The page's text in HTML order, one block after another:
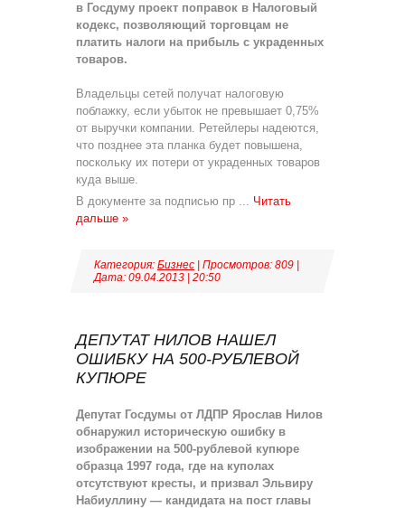
в Госдуму проект поправок в Налоговый
кодекс, позволяющий торговцам не
платить налоги на прибыль с украденных
товаров.
Владельцы сетей получат налоговую
поблажку, если убыток не превышает 0,75%
от выручки компании. Ретейлеры надеются,
что позднее эта планка будет повышена,
поскольку их потери от украденных товаров
куда выше.
В документе за подписью пр ... Читать
дальше »
Категория: Бизнес | Просмотров: 809 |
Дата: 09.04.2013 20:50
ДЕПУТАТ НИЛОВ НАШЕЛ
ОШИБКУ НА 500-РУБЛЕВОЙ
КУПЮРЕ
Депутат Госдумы от ЛДПР Ярослав Нилов
обнаружил историческую ошибку в
изображении на 500-рублевой купюре
образца 1997 года, где на куполах
отсутствуют кресты, и призвал Эльвиру
Набиуллину — кандидата на пост главы